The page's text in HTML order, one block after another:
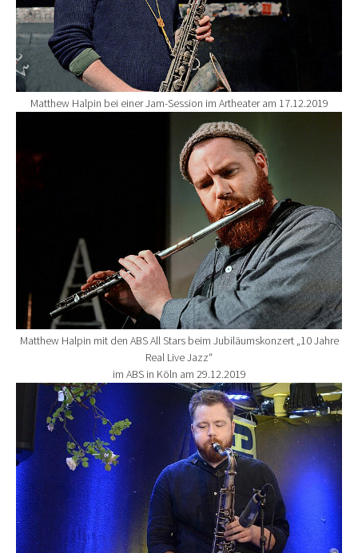
Matthew Halpin bei einer Jam-Session im Artheater am 17.12.2019
Matthew Halpin mit den ABS All Stars beim Jubiläumskonzert „10 Jahre
Real Live Jazz“
im ABS in Köln am 29.12.2019
Show larger version for: